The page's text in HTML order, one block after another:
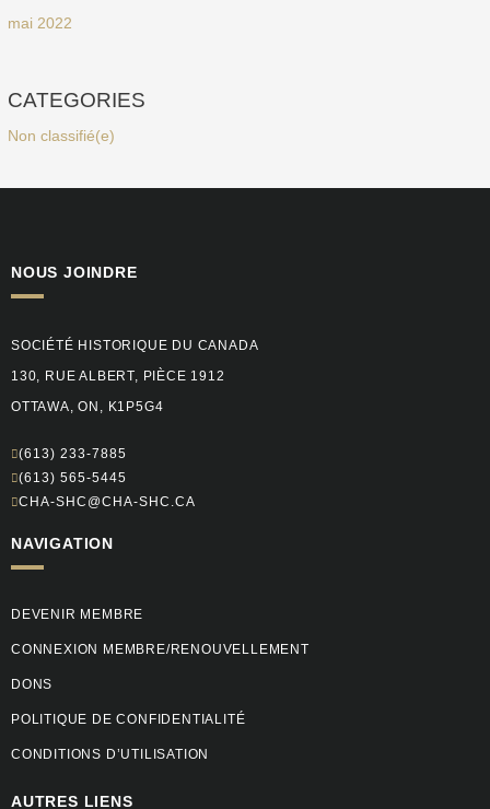
mai 2022
CATEGORIES
Non classifié(e)
NOUS JOINDRE
SOCIÉTÉ HISTORIQUE DU CANADA
130, RUE ALBERT, PIÈCE 1912
OTTAWA, ON, K1P5G4
(613) 233-7885
(613) 565-5445
CHA-SHC@CHA-SHC.CA
NAVIGATION
DEVENIR MEMBRE
CONNEXION MEMBRE/RENOUVELLEMENT
DONS
POLITIQUE DE CONFIDENTIALITÉ
CONDITIONS D’UTILISATION
AUTRES LIENS